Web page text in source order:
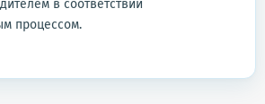
в соответствии
процессом.